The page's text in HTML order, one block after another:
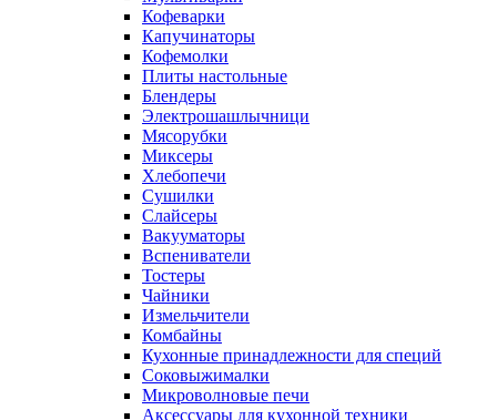
Кофеварки
Капучинаторы
Кофемолки
Плиты настольные
Блендеры
Электрошашлычници
Мясорубки
Миксеры
Хлебопечи
Сушилки
Слайсеры
Вакууматоры
Вспениватели
Тостеры
Чайники
Измельчители
Комбайны
Кухонные принадлежности для специй
Соковыжималки
Микроволновые печи
Аксессуары для кухонной техники